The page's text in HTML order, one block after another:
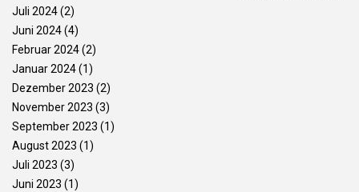
Juli 2024(2)
Juni 2024(4)
Februar 2024(2)
Januar 2024(1)
Dezember 2023 (2)
November 2023 (3)
September 2023 (1)
August 2023 (1)
Juli 2023 (3)
Juni 2023 (1)